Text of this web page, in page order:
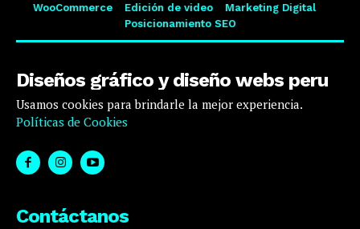
WooCommerce
Edición de video
Marketing Digital
Posicionamiento SEO
Diseños gráfico y diseño webs peru
Usamos cookies para brindarle la mejor experiencia.
Políticas de Cookies
Contáctanos